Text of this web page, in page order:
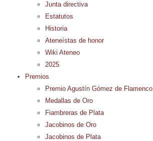
Junta directiva
Estatutos
Historia
Ateneístas de honor
Wiki Ateneo
2025
Premios
Premio Agustín Gómez de Flamenco
Medallas de Oro
Fiambreras de Plata
Jacobinos de Oro
Jacobinos de Plata